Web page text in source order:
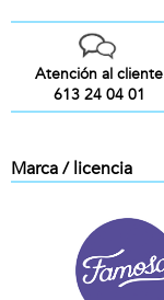
Atención al cliente
613 24 04 01
Marca / licencia